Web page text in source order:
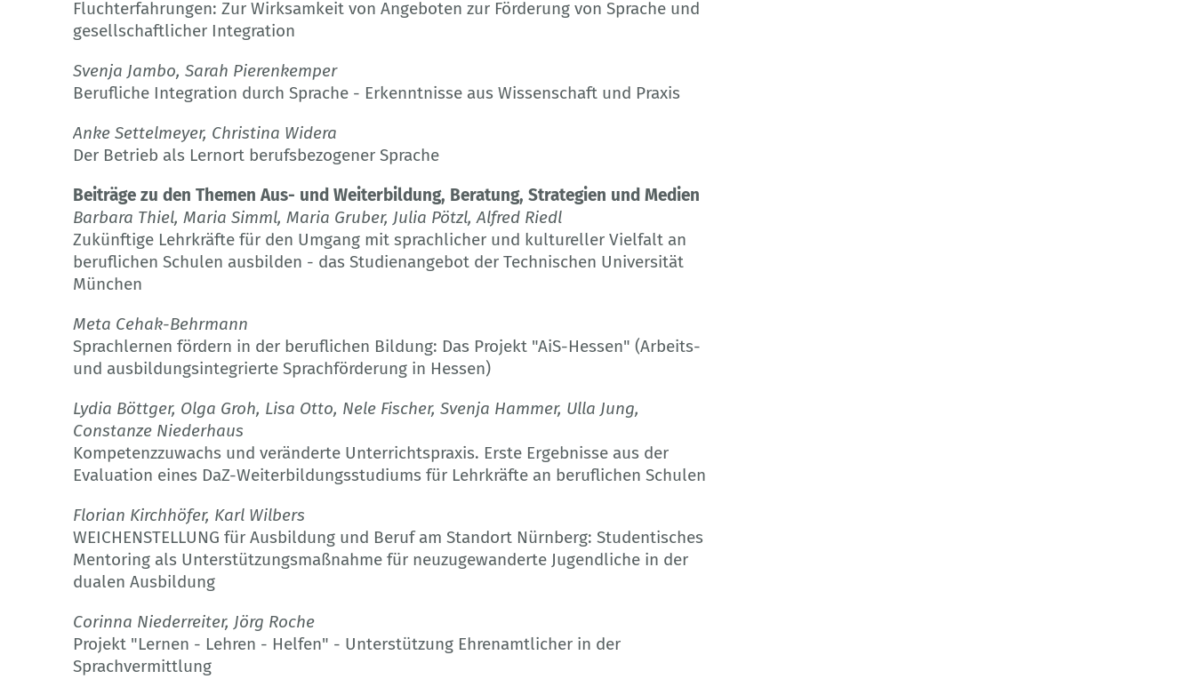
Fluchterfahrungen: Zur Wirksamkeit von Angeboten zur Förderung von Sprache und
gesellschaftlicher Integration
Svenja Jambo, Sarah Pierenkemper
Berufliche Integration durch Sprache - Erkenntnisse aus Wissenschaft und Praxis
Anke Settelmeyer, Christina Widera
Der Betrieb als Lernort berufsbezogener Sprache
Beiträge zu den Themen Aus- und Weiterbildung, Beratung, Strategien und Medien
Barbara Thiel, Maria Simml, Maria Gruber, Julia Pötzl, Alfred Riedl
Zukünftige Lehrkräfte für den Umgang mit sprachlicher und kultureller Vielfalt an
beruflichen Schulen ausbilden - das Studienangebot der Technischen Universität
München
Meta Cehak-Behrmann
Sprachlernen fördern in der beruflichen Bildung: Das Projekt "AiS-Hessen" (Arbeits-
und ausbildungsintegrierte Sprachförderung in Hessen)
Lydia Böttger, Olga Groh, Lisa Otto, Nele Fischer, Svenja Hammer, Ulla Jung,
Constanze Niederhaus
Kompetenzzuwachs und veränderte Unterrichtspraxis. Erste Ergebnisse aus der
Evaluation eines DaZ-Weiterbildungsstudiums für Lehrkräfte an beruflichen Schulen
Florian Kirchhöfer, Karl Wilbers
WEICHENSTELLUNG für Ausbildung und Beruf am Standort Nürnberg: Studentisches
Mentoring als Unterstützungsmaßnahme für neuzugewanderte Jugendliche in der
dualen Ausbildung
Corinna Niederreiter, Jörg Roche
Projekt "Lernen - Lehren - Helfen" - Unterstützung Ehrenamtlicher in der
Sprachvermittlung